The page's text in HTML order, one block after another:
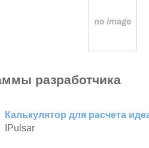
разработчика
Калькулятор для расчета
IPulsar